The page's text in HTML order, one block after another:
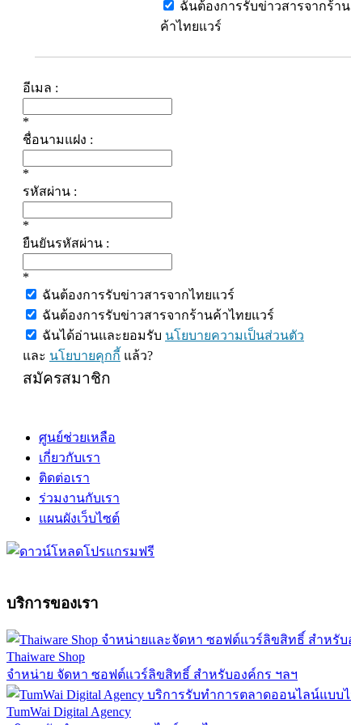
ฉันต้องการรับข่าวสารจากร้าน
ค้าไทยแวร์
อีเมล :
*
ชื่อนามแฝง :
*
รหัสผ่าน :
*
ยืนยันรหัสผ่าน :
*
ฉันต้องการรับข่าวสารจากไทยแวร์
ฉันต้องการรับข่าวสารจากร้านค้าไทยแวร์
ฉันได้อ่านและยอมรับ นโยบายความเป็นส่วนตัว
และ นโยบายคุกกี้ แล้ว?
สมัครสมาชิก
ศูนย์ช่วยเหลือ
เกี่ยวกับเรา
ติดต่อเรา
ร่วมงานกับเรา
แผนผังเว็บไซต์
บริการของเรา
Thaiware Shop
จำหน่าย จัดหา ซอฟต์แวร์ลิขสิทธิ์ สำหรับองค์กร ฯลฯ
TumWai Digital Agency